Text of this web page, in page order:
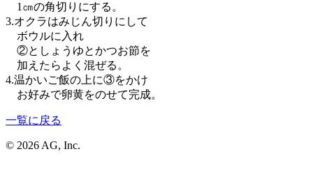
1㎝の角切りにする。
3.オクラはみじん切りにして
ボウルに入れ
②としょうゆとかつお節を
加えたらよく混ぜる。
4.温かいご飯の上に③をかけ
お好みで卵黄をのせて完成。
一覧に戻る
© 2026 AG, Inc.